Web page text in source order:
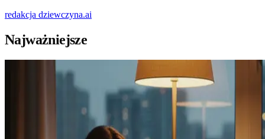
redakcja dziewczyna.ai
Najważniejsze